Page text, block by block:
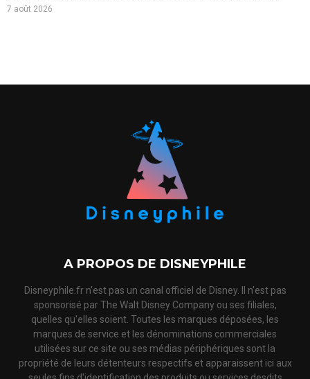
7 août 2026
A PROPOS DE DISNEYPHILE
Disneyphile.fr n'est pas un canal officiel de Disney. Il n'est pas
sponsorisé par The Walt Disney Company ou ses filiales,
quelles qu'elles soient. Toutes les marques déposées, les
marques de service et les dénominations commerciales
utilisées sur ce site ou ses médias périphériques sont la
propriété de leurs détenteurs respectifs et apparaissent ici aux